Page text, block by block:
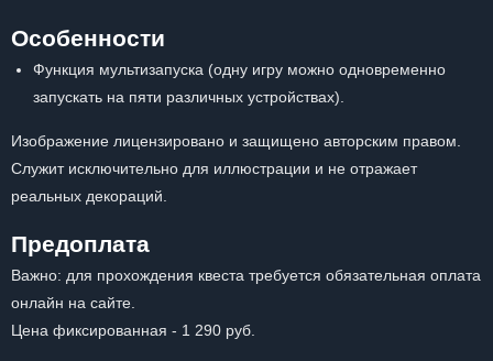
Особенности
Функция мультизапуска (одну игру можно одновременно
запускать на пяти различных устройствах).
Изображение лицензировано и защищено авторским правом.
Служит исключительно для иллюстрации и не отражает
реальных декораций.
Предоплата
Важно: для прохождения квеста требуется обязательная оплата
онлайн на сайте.
Цена фиксированная - 1 290 руб.